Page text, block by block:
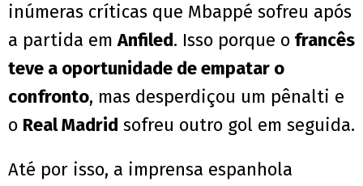
inúmeras críticas que Mbappé sofreu após
a partida emAnfiled. Isso porque o francês
teve a oportunidade de empatar o
confronto, mas desperdiçou um pênalti e
o Real Madrid sofreu outro gol em seguida.
Até por isso, a imprensa espanhola